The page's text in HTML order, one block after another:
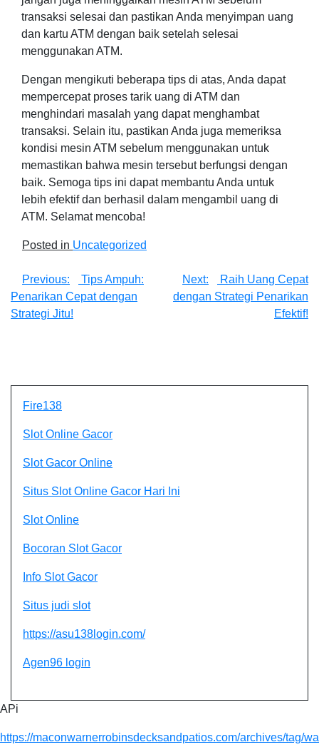
transaksi selesai dan pastikan Anda menyimpan uang
dan kartu ATM dengan baik setelah selesai
menggunakan ATM.
Dengan mengikuti beberapa tips di atas, Anda dapat
mempercepat proses tarik uang di ATM dan
menghindari masalah yang dapat menghambat
transaksi. Selain itu, pastikan Anda juga memeriksa
kondisi mesin ATM sebelum menggunakan untuk
memastikan bahwa mesin tersebut berfungsi dengan
baik. Semoga tips ini dapat membantu Anda untuk
lebih efektif dan berhasil dalam mengambil uang di
ATM. Selamat mencoba!
Posted in Uncategorized
Post
navigation
Previous:
Tips Ampuh:
Penarikan Cepat dengan
Strategi Jitu!
Next:
Raih Uang Cepat
dengan Strategi Penarikan
Efektif!
Fire138
Slot Online Gacor
Slot Gacor Online
Situs Slot Online Gacor Hari Ini
Slot Online
Bocoran Slot Gacor
Info Slot Gacor
Situs judi slot
https://asu138login.com/
Agen96 login
APi
https://maconwarnerrobinsdecksandpatios.com/archives/tag/